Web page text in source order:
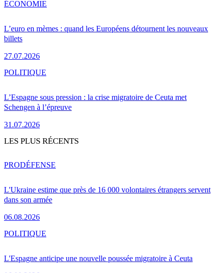
L’euro en mèmes : quand les Européens détournent les nouveaux
billets
27.07.2026
ÉCONOMIE
L’Espagne sous pression : la crise migratoire de Ceuta met
Schengen à l’épreuve
31.07.2026
POLITIQUE
LES PLUS RÉCENTS
L'Ukraine estime que près de 16 000 volontaires étrangers servent
dans son armée
06.08.2026
PRODÉFENSE
L'Espagne anticipe une nouvelle poussée migratoire à Ceuta
POLITIQUE